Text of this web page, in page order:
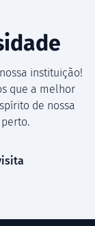
instituição!
que a melhor
de nossa